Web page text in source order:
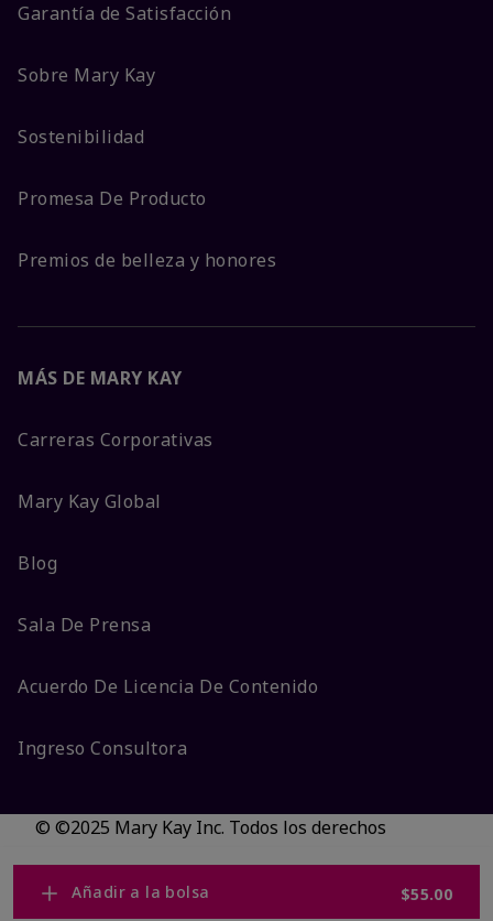
Añadir a la bolsa $55.00
Garantía de Satisfacción
Sobre Mary Kay
Sostenibilidad
Promesa De Producto
Premios de belleza y honores
MÁS DE MARY KAY
Carreras Corporativas
Mary Kay Global
Blog
Sala De Prensa
Acuerdo De Licencia De Contenido
Ingreso Consultora
© ©2025 Mary Kay Inc. Todos los derechos
Código DSA/Queja al Código
Privacidad